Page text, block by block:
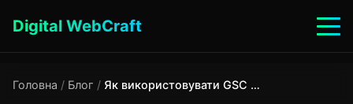
Digital WebCraft
Головна / Блог / Як використовувати GSC для росту трафіку: 5 стратегій